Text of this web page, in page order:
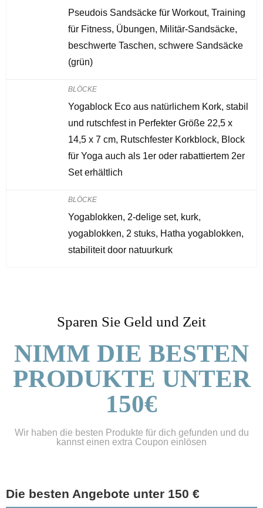
Pseudois Sandsäcke für Workout, Training
für Fitness, Übungen, Militär-Sandsäcke,
beschwerte Taschen, schwere Sandsäcke
(grün)
BLÖCKE
Yogablock Eco aus natürlichem Kork, stabil
und rutschfest in Perfekter Größe 22,5 x
14,5 x 7 cm, Rutschfester Korkblock, Block
für Yoga auch als 1er oder rabattiertem 2er
Set erhältlich
BLÖCKE
Yogablokken, 2-delige set, kurk,
yogablokken, 2 stuks, Hatha yogablokken,
stabiliteit door natuurkurk
Sparen Sie Geld und Zeit
NIMM DIE BESTEN
PRODUKTE UNTER
150€
Wir haben die besten Produkte für dich gefunden und du
kannst einen extra Coupon einlösen
Die besten Angebote unter 150 €